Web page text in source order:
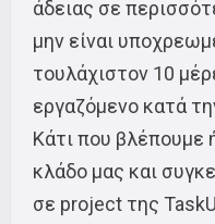
άδειας σε
μην είναι
τουλάχιστον 10
εργαζόμενο κατά
Κάτι που βλέπουμε
κλάδο μας και
σε project της